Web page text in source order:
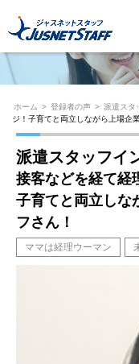
ホーム > 登録者の声 > 派遣スタ
ジ！子育てと両立しながら上場企
派遣スタッフイ
接客などを経て経
子育てと両立しな
フさん！
ママは経理ウーマン